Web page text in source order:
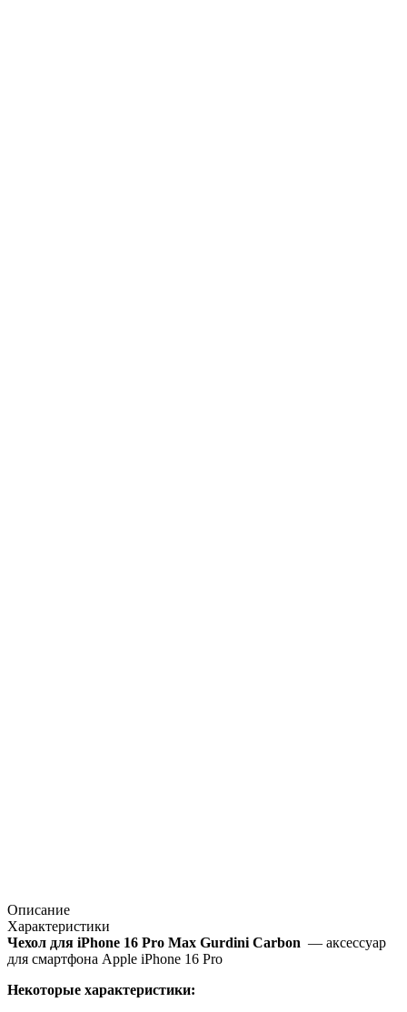
Описание
Характеристики
Чехол для iPhone 16 Pro Max Gurdini Carbon — аксессуар
для смартфона Apple iPhone 16 Pro
Некоторые характеристики: